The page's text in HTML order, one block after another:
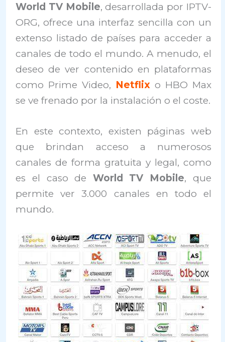
World TV Mobile, desarrollada por IPTV-
ORG, ofrece una interfaz sencilla con un
extenso listado de países para acceder a
canales de todo el mundo. A menudo, el
deseo de ver contenido en plataformas
como Prime Video, Netflix o HBO Max
se ve frenado por la instalación o el coste.
En este contexto, existen páginas web
que brindan acceso a numerosos
canales de forma gratuita y legal, como
es el caso de World TV Mobile, que
permite ver 3.000 canales en todo el
mundo.